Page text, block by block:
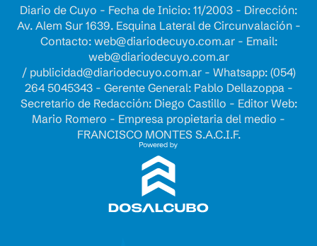
Diario de Cuyo - Fecha de Inicio: 11/2003 - Dirección:
Av. Alem Sur 1639. Esquina Lateral de Circunvalación -
Contacto: web@diariodecuyo.com.ar- Email:
web@diariodecuyo.com.ar
/ publicidad@diariodecuyo.com.ar- Whatsapp: (054)
264 5045343 - Gerente General: Pablo Dellazoppa -
Secretario de Redacción: Diego Castillo - Editor Web:
Mario Romero - Empresa propietaria del medio -
FRANCISCO MONTES S.A.C.I.F.